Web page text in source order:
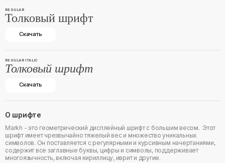
REGULAR
Толковый шрифт
Скачать
REGULAR ITALIC
Толковый шрифт
Скачать
О шрифте
Markh - это геометрический дисплейный шрифт с большим весом. Этот
шрифт имеет чрезвычайно тяжелый вес и множество уникальных
символов. Он поставляется с регулярными и курсивным начертаниями,
содержит все заглавные буквы, цифры и символы, поддерживает
многоязычность, включая кириллицу, иврит и другие.